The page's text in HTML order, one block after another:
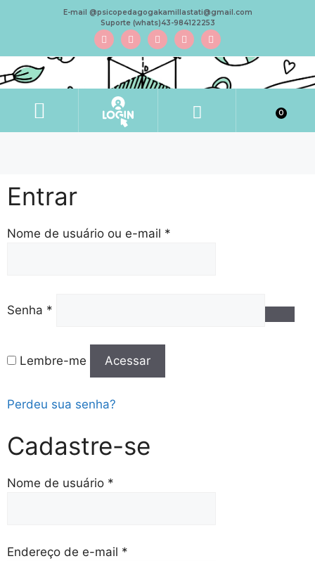
E-mail @psicopedagogakamillastati@gmail.com
Suporte (whats)43-984122253
0
Entrar
Nome de usuário ou e-mail *
Senha *
Lembre-me Acessar
Perdeu sua senha?
Cadastre-se
Nome de usuário *
Endereço de e-mail *